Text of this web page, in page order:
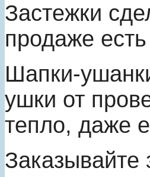
Застежки
продаже
Шапки-
ушки от
тепло, даже
Заказывайте